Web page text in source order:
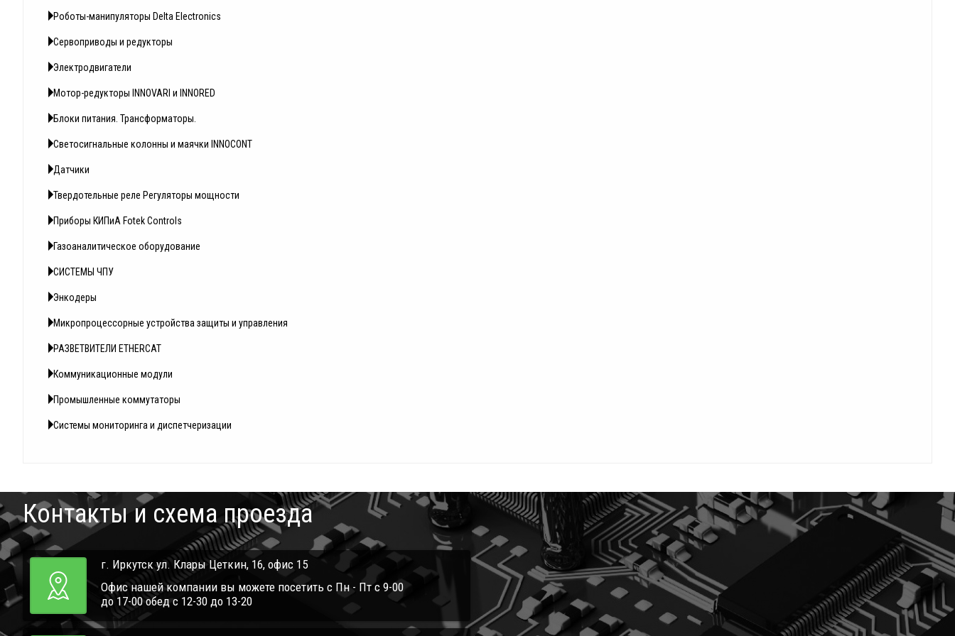
Роботы-манипуляторы Delta Electronics
Сервоприводы и редукторы
Электродвигатели
Мотор-редукторы INNOVARI и INNORED
Блоки питания. Трансформаторы.
Светосигнальные колонны и маячки INNOCONT
Датчики
Твердотельные реле Регуляторы мощности
Приборы КИПиА Fotek Controls
Газоаналитическое оборудование
СИСТЕМЫ ЧПУ
Энкодеры
Микропроцессорные устройства защиты и управления
РАЗВЕТВИТЕЛИ ETHERCAT
Коммуникационные модули
Промышленные коммутаторы
Системы мониторинга и диспетчеризации
Контакты и схема проезда
г. Иркутск ул. Клары Цеткин, 16, офис 15
Офис нашей компании вы можете посетить с Пн - Пт с 9-00
до 17-00 обед с 12-30 до 13-20